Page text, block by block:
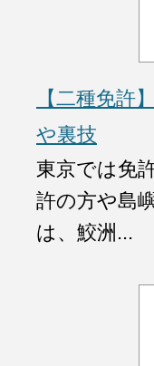
【二種免許
や裏技
東京では免
許の方や島
は、鮫洲...